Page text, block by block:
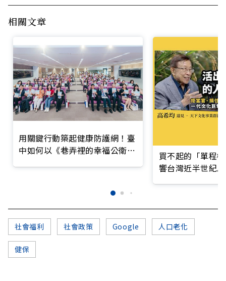
相關文章
用關鍵行動築起健康防護網！臺
中如何以《巷弄裡的幸福公衛》
買不起的「單程
響台灣近半世紀
社會福利 社會政策 Google 人口老化
健保